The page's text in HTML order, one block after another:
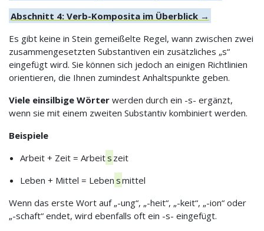
Abschnitt 4: Verb-Komposita im Überblick →
Es gibt keine in Stein gemeißelte Regel, wann zwischen zwei
zusammengesetzten Substantiven ein zusätzliches „s“
eingefügt wird. Sie können sich jedoch an einigen Richtlinien
orientieren, die Ihnen zumindest Anhaltspunkte geben.
Viele einsilbige Wörter werden durch ein -s- ergänzt,
wenn sie mit einem zweiten Substantiv kombiniert werden.
Beispiele
Arbeit + Zeit = Arbeits zeit
Leben + Mittel = Leben smittel
Wenn das erste Wort auf „-ung“, „-heit“, „-keit“, „-ion“ oder
„-schaft“ endet, wird ebenfalls oft ein -s- eingefügt.